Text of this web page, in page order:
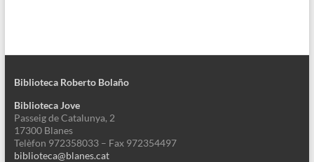
Biblioteca Roberto Bolaño
Biblioteca Jove
Passeig de Catalunya, 2
17300 Blanes
Telèfon 972358033 – Fax 972354497
biblioteca@blanes.cat